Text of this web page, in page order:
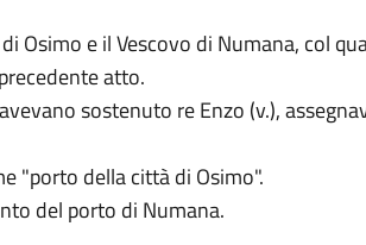
e il Vescovo di Numana, col
atto.
sostenuto re Enzo (v.),
"porto della città di Osimo".
del porto di Numana.